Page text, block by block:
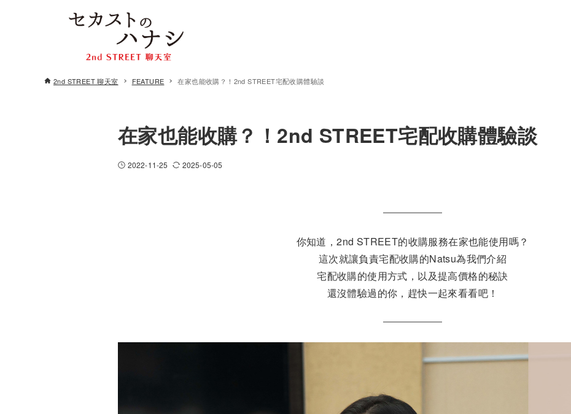
2nd STREET 聊天室 FEATURE 在家也能收購？！2nd STREET宅配收購體驗談
在家也能收購？！2nd STREET宅配收購體驗談
2022-11-25 2025-05-05
你知道，2nd STREET的收購服務在家也能使用嗎？
這次就讓負責宅配收購的Natsu為我們介紹
宅配收購的使用方式，以及提高價格的秘訣
還沒體驗過的你，趕快一起來看看吧！